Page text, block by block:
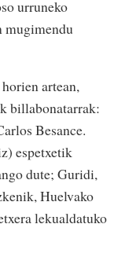
urruneko
mugimendu
artean,
billabonatarrak:
Besance.
espetxetik
dute; Guridi,
Huelvako
lekualdatuko